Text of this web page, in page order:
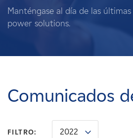
Terratenientes
Carreras
Noticias
Manténgase al día de las últimas
power solutions.
Comunicados
FILTRO: 2022